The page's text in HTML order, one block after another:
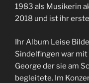
1983 als Musikerin
2018 und ist ihr
Ihr Album Leise
Sindelfingen war
George der sie am
begleitete. Im